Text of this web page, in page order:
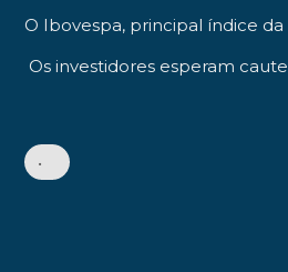
O Ibovespa, principal índice
Os investidores esperam
•